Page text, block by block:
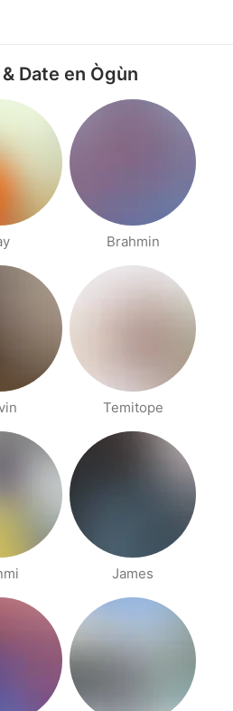
Date en Ògùn
Brahmin
Temitope
James